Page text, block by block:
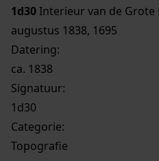
1d30 Interieur van de Grote
augustus 1838, 1695
Datering:
ca. 1838
Signatuur:
1d30
Categorie:
Topografie